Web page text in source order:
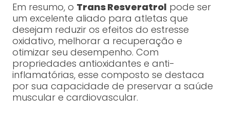
Em resumo, o Trans Resveratrol pode ser
um excelente aliado para atletas que
desejam reduzir os efeitos do estresse
oxidativo, melhorar a recuperação e
otimizar seu desempenho. Com
propriedades antioxidantes e anti-
inflamatórias, esse composto se destaca
por sua capacidade de preservar a saúde
muscular e cardiovascular.